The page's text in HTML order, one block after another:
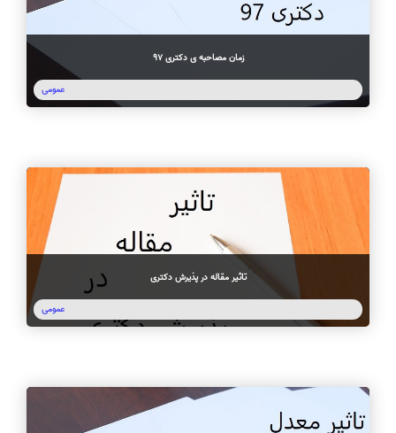
زمان مصاحبه ی دکتری 97
عمومی
تاثیر مقاله در پذیرش دکتری
عمومی